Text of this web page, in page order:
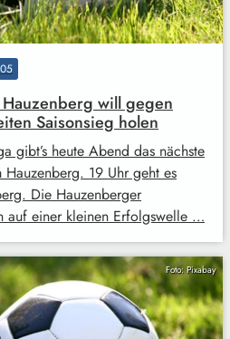
will gegen
Saisonsieg holen
gibt’s heute Abend das nächste
19 Uhr geht es
Die Hauzenberger
auf einer kleinen Erfolgswelle …
Foto: Pixabay